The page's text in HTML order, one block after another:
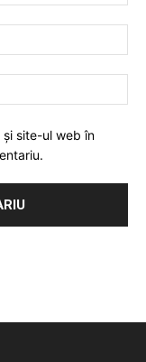
și site-ul web în